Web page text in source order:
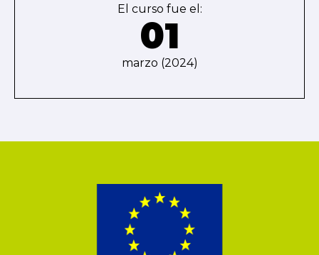
El curso fue el:
01
marzo (2024)